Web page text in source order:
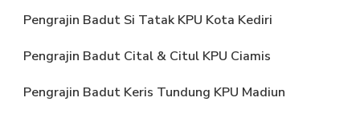
Pengrajin Badut Si Tatak KPU Kota Kediri
Pengrajin Badut Cital & Citul KPU Ciamis
Pengrajin Badut Keris Tundung KPU Madiun